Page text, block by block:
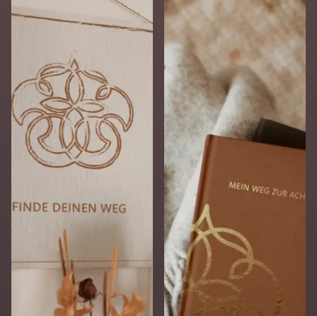
Symmetrie des Logos vermittelt Stabilität und Orientierung,
während die organischen Formen die Individualität und
Einzigartigkeit jeder Beziehung hervorheben.
Die visuelle Identität wurde so gestaltet, dass sie die Werte
und Botschaften der Beraterin authentisch unterstützt. Das
Logo fungiert als zentrales Element, das nicht nur einen
hohen Wiedererkennungswert bietet, sondern auch die
Position der Beraterin als Bindeglied zwischen den
Generationen unterstreicht. Es spiegelt ihre Aufgabe wider,
Brücken zwischen Eltern, Kindern und Pädagog:innen zu
bauen und eine positive Grundlage für die Gestaltung von